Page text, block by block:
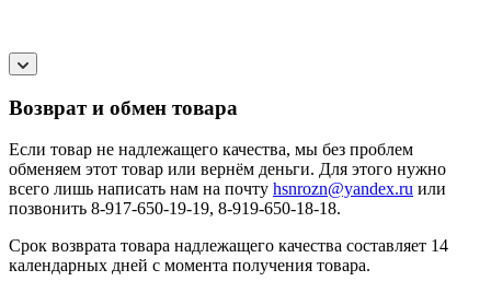
Возврат и обмен товара
Если товар не надлежащего качества, мы без проблем
обменяем этот товар или вернём деньги. Для этого нужно
всего лишь написать нам на почту hsnrozn@yandex.ru или
позвонить 8-917-650-19-19, 8-919-650-18-18.
Срок возврата товара надлежащего качества составляет 14
календарных дней с момента получения товара.